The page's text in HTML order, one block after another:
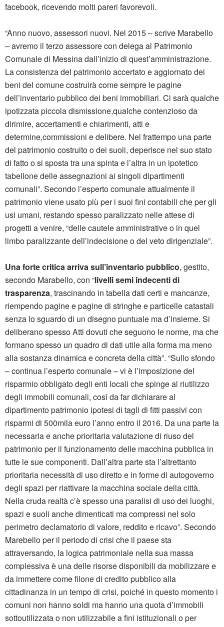
facebook, ricevendo molti pareri favorevoli.
“Anno nuovo, assessori nuovi. Nel 2015 – scrive Marabello
– avremo il terzo assessore con delega al Patrimonio
Comunale di Messina dall’inizio di quest’amministrazione.
La consistenza del patrimonio accertato e aggiornato dei
beni del comune costruirà come sempre le pagine
dell’inventario pubblico dei beni immobiliari. Ci sarà qualche
ipotizzata piccola dismissione,qualche contenzioso da
dirimire, accertamenti e chiarimenti, atti e
determine,commissioni e delibere. Nel frattempo una parte
del patrimonio costruito o dei suoli, deperisce nel suo stato
di fatto o si sposta tra una spinta e l’altra in un ipotetico
tabellone delle assegnazioni ai singoli dipartimenti
comunali”. Secondo l’esperto comunale attualmente il
patrimonio viene usato più per i suoi fini contabili che per gli
usi umani, restando spesso paralizzato nelle attese di
progetti a venire, “delle cautele amministrative o in quel
limbo paralizzante dell’indecisione o del veto dirigenziale”.
Una forte critica arriva sull’inventario pubblico, gestito,
secondo Marabello, con “livelli semi indecenti di
trasparenza, trascinando in tabella dati certi e mancanze,
riempendo pagine e pagine di stringhe e particelle catastali
senza lo sguardo di un disegno puntuale ma d’insieme. Si
deliberano spesso Atti dovuti che seguono le norme, ma che
formano spesso un quadro di dati utile alla forma ma meno
alla sostanza dinamica e concreta della città”. “Sullo sfondo
– continua l’esperto comunale – vi è l’imposizione del
risparmio obbligato degli enti locali che spinge al riutilizzo
degli immobili comunali, così da far dichiarare al
dipartimento patrimonio ipotesi di tagli di fitti passivi con
risparmi di 500mila euro l’anno entro il 2016. Da una parte la
necessaria e anche prioritaria valutazione di riuso del
patrimonio per il funzionamento delle macchina pubblica in
tutte le sue componenti. Dall’altra parte sta l’altrettanto
prioritaria necessità di uso diretto e in forme di autogoverno
degli spazi per riattivare la macchina sociale della città.
Nella cruda realtà c’è spesso una paralisi di uso dei luoghi,
spazi e suoli anche dimenticati ma compressi nel solo
perimetro declamatorio di valore, reddito e ricavo”. Secondo
Marebello per il periodo di crisi che il paese sta
attraversando, la logica patrimoniale nella sua massa
complessiva è una delle risorse disponibili da mobilizzare e
da immettere come filone di credito pubblico alla
cittadinanza in un tempo di crisi, poiché in questo momento i
comuni non hanno soldi ma hanno una quota d’immobili
sottoutilizzata o non utilizzabile a fini istituzionali o per